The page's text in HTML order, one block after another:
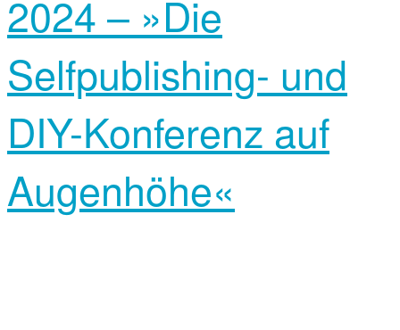
2024 – »Die
Selfpublishing- und
DIY-Konferenz auf
Augenhöhe«